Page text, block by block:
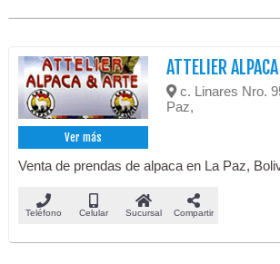
Ver más
ATTELIER
c. Linares Nro.
Paz,
Venta de prendas de alpaca en La Paz,
Teléfono Celular Sucursal Compartir